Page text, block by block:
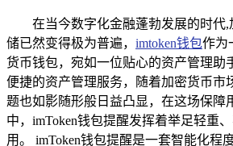
在当今数字化金融蓬勃发展的时代
储已然变得极为普遍， imtoken钱包作为
货币钱包，宛如一位贴心的资产管理助
便捷的资产管理服务，随着加密货币市
题也如影随形般日益凸显，在这场保障
中，imToken钱包提醒发挥着举足轻重
用。 imToken钱包提醒是一套智能化程